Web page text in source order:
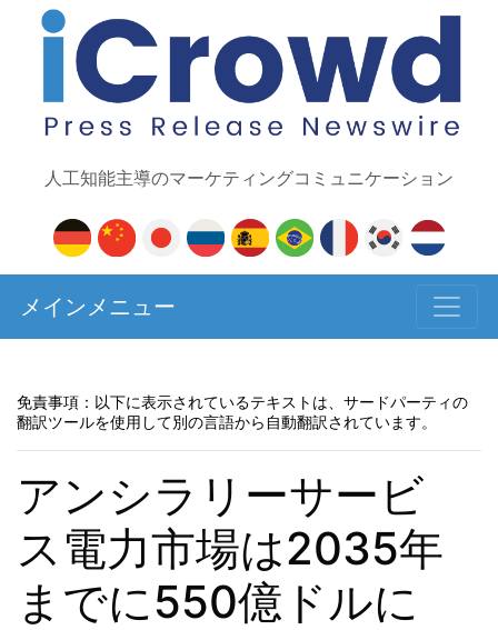
人工知能主導のマーケティングコミュニケーション
メインメニュー
免責事項：以下に表示されているテキストは、サードパーティの
翻訳ツールを使用して別の言語から自動翻訳されています。
アンシラリーサービ
ス電力市場は2035年
までに550億ドルに